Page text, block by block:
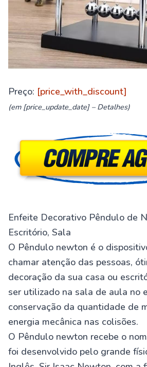
Preço: [price_with_discount]
(em [price_update_date] – Detalhes)
Enfeite Decorativo Pêndulo de
Escritório, Sala
O Pêndulo newton é o
chamar atenção das pessoas,
decoração da sua casa ou
ser utilizado na sala de aula no
conservação da quantidade de
energia mecânica nas colisões.
O Pêndulo newton recebe o
foi desenvolvido pelo grande